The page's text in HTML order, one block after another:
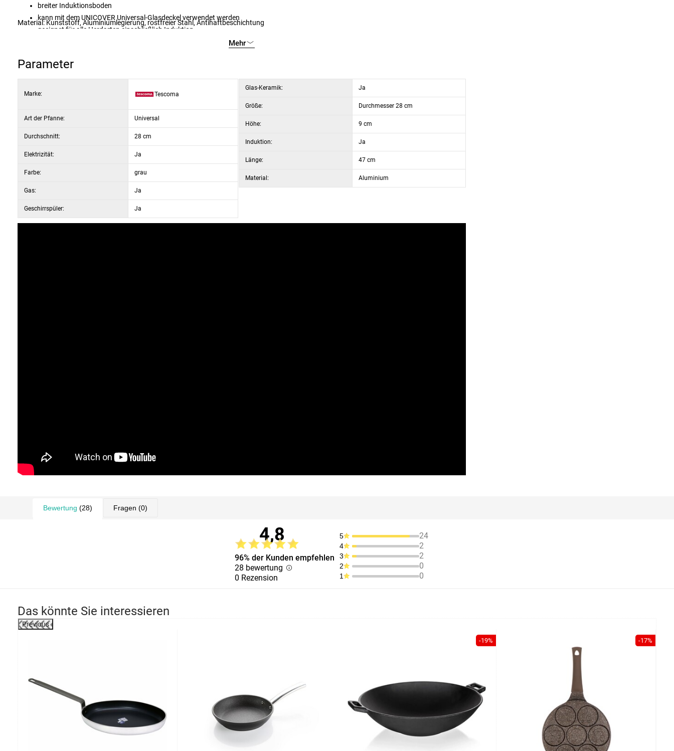
breiter Induktionsboden
kann mit dem UNICOVER Universal-Glasdeckel verwendet werden
geeignet für alle Herdarten einschließlich Induktion
Material: Kunststoff, Aluminiumlegierung, rostfreier Stahl, Antihaftbeschichtung
Mehr
Parameter
Marke: Tescoma
Art der Pfanne: Universal
Durchschnitt: 28 cm
Elektrizität: Ja
Farbe: grau
Gas: Ja
Geschirrspüler: Ja
Glas-Keramik: Ja
Größe: Durchmesser 28 cm
Höhe: 9 cm
Induktion: Ja
Länge: 47 cm
Material: Aluminium
Bewertung (28) Fragen (0)
4,8
96% der Kunden empfehlen
28 bewertung
0 Rezension
5 24
4 2
3 2
2 0
1 0
Das könnte Sie interessieren
Previous
-19% -17%